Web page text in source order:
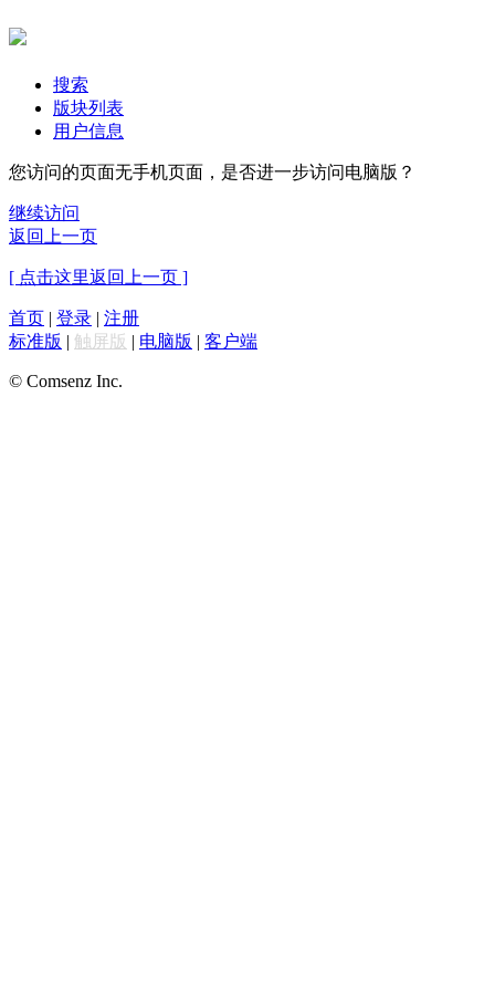
搜索
版块列表
用户信息
您访问的页面无手机页面，是否进一步访问电脑版？
继续访问
返回上一页
[ 点击这里返回上一页 ]
首页 | 登录 | 注册
标准版 | 触屏版 | 电脑版 | 客户端
© Comsenz Inc.